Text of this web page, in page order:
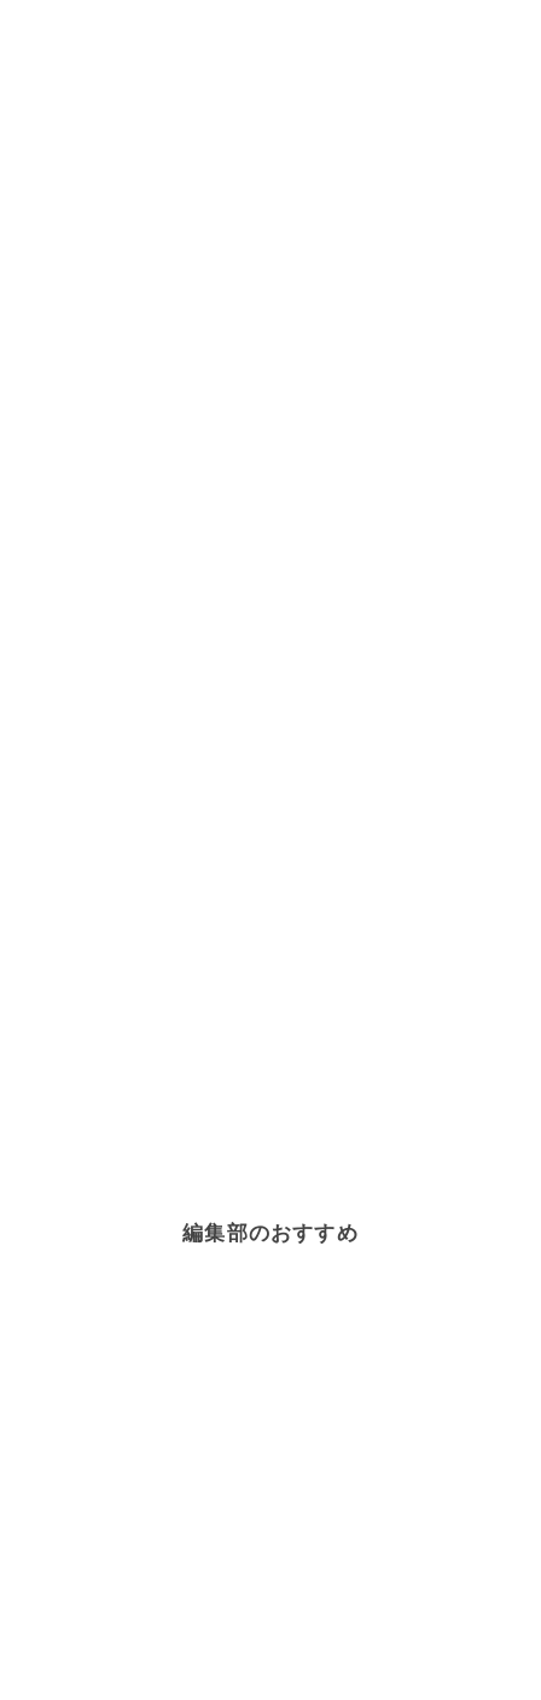
編集部のおすすめ